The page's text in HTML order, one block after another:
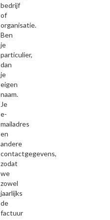
bedrijf
of
organisatie.
Ben
je
particulier,
dan
je
eigen
naam.
Je
e-
mailadres
en
andere
contactgegevens,
zodat
we
zowel
jaarlijks
de
factuur